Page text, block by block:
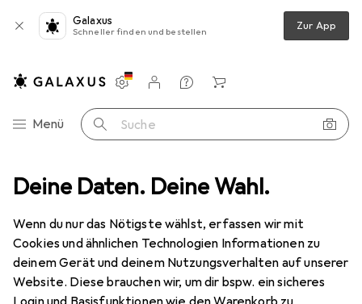
Deine Daten. Deine Wahl.
Wenn du nur das Nötigste wählst, erfassen wir mit
Cookies und ähnlichen Technologien Informationen zu
deinem Gerät und deinem Nutzungsverhalten auf unserer
Website. Diese brauchen wir, um dir bspw. ein sicheres
Galaxus
Schneller finden und bestellen Zur App
Navigation nach Kategorien
Menü Suche
Einstellungen
Kundenkonto
Vergleichslisten
Merklisten
Warenkorb
PC Komponenten RAM Memorysolution MMG2511/8GB
EUR
55,05